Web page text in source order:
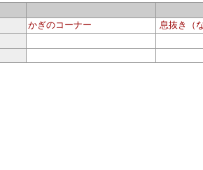
かぎのコーナー
息抜き（